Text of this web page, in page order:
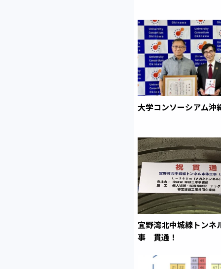
大学コンソーシアム沖
宜野湾北中城線トンネ
事 貫通！